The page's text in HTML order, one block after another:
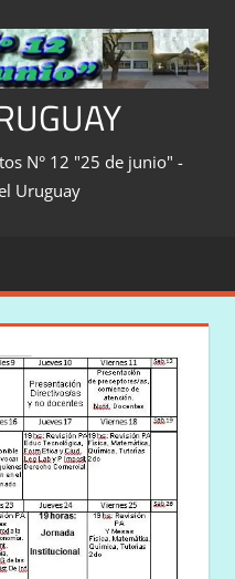
N° 12 "25 de junio" -
Uruguay